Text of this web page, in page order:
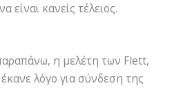
είναι κανείς τέλειος.
η μελέτη των Flett,
λόγο για σύνδεση της